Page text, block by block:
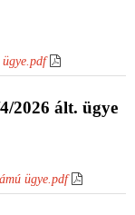
2026 ált. ügye
ügye.pdf